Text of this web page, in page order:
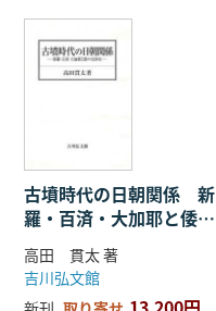
古墳時代の日朝関係 新
羅・百済・大加耶と倭の
交渉史
高田 貫太 著
吉川弘文館